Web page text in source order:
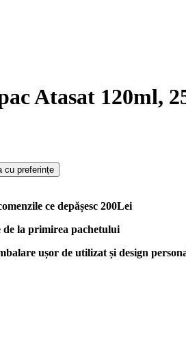
Atasat 120ml,
cu preferințe
ce depășesc 200Lei
la primirea pachetului
ușor de utilizat și design